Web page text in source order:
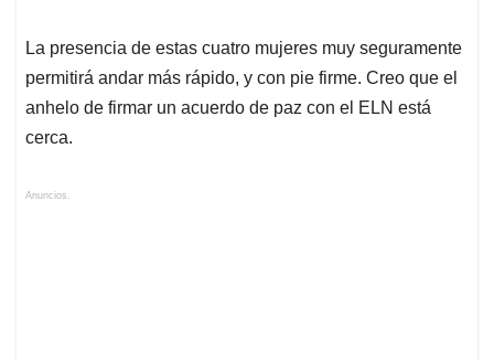
La presencia de estas cuatro mujeres muy seguramente
permitirá andar más rápido, y con pie firme. Creo que el
anhelo de firmar un acuerdo de paz con el ELN está
cerca.
Anuncios.